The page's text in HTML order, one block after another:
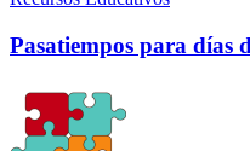
Pasatiempos para días